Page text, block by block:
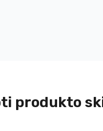
produkto